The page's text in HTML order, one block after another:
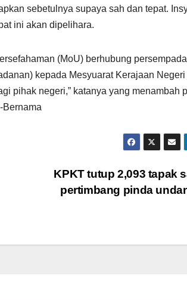
sebetulnya supaya sah dan tepat.
ini akan dipelihara.
(MoU) berhubung
kepada Mesyuarat Kerajaan
pihak negeri,” katanya yang menambah
Bernama
KPKT tutup 2,093 tapak
pertimbang pinda